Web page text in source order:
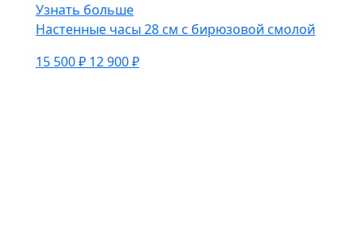
Узнать больше
Настенные часы 28 см с бирюзовой смолой
15 500 ₽ 12 900 ₽